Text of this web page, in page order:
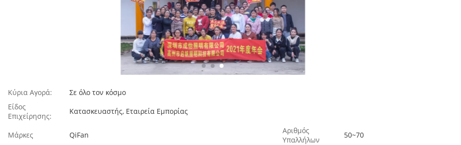
Κύρια Αγορά:
Σε όλο τον κόσμο
Είδος
Επιχείρησης:
Κατασκευαστής, Εταιρεία Εμπορίας
Μάρκες QiFan
Αριθμός
Υπαλλήλων
50~70